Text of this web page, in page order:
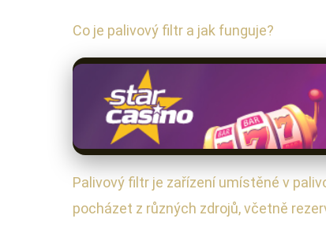
Co je palivový filtr a jak funguje?
Palivový filtr je zařízení umístěné v
pocházet z různých zdrojů, včetně